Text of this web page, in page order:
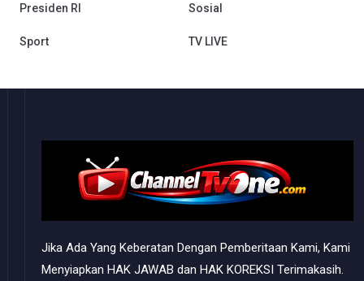
Presiden RI Sosial
Sport TV LIVE
Jika Ada Yang Keberatan Dengan Pemberitaan Kami, Kami
Menyiapkan HAK JAWAB dan HAK KOREKSI Terimakasih.